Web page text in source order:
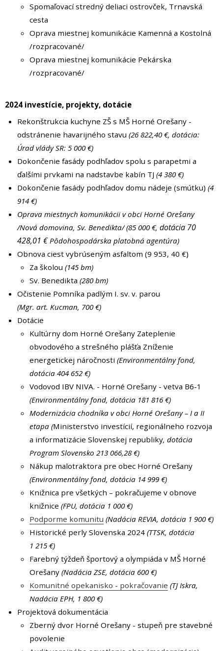
Spomaľovací stredný deliaci ostrovček, Trnavská
cesta
Oprava miestnej komunikácie Kamenná a Kostolná
/rozpracované/
Oprava miestnej komunikácie Pekárska
/rozpracované/
2024 investície, projekty, dotácie
Rekonštrukcia kuchyne ZŠ s MŠ Horné Orešany -
odstránenie havarijného stavu (26 822,40 €, dotácia:
Úrad vlády SR: 5 000 €)
Dokončenie fasády podhľadov spolu s parapetmi a
ďalšími prvkami na nadstavbe kabín TJ (4 380 €)
Dokončenie fasády podhľadov domu nádeje (smútku) (4
914 €)
Oprava miestnych komunikácii v obci Horné Orešany
/Nová domovina, Sv. Benedikta/ (85 000 €, dotácia 70
428,01 €Pôdohospodárska platobná agentúra)
Obnova ciest vybrúseným asfaltom (9 953, 40 €)
Za školou (145 bm)
Sv. Benedikta (280 bm)
Očistenie Pomníka padlým I. sv. v. parou
(Mgr. art. Kucman, 700 €)
Dotácie
Kultúrny dom Horné Orešany Zateplenie
obvodového a strešného plášťa Zníženie
energetickej náročnosti (Environmentálny fond,
dotácia 404 652 €)
Vodovod IBV NIVA. - Horné Orešany - vetva B6-1
(Environmentálny fond, dotácia 181 816 €)
Modernizácia chodníka v obci Horné Orešany – I a II
etapa (Ministerstvo investícií, regionálneho rozvoja
a informatizácie Slovenskej republiky, dotácia
Program Slovensko 213 066,28 €)
Nákup malotraktora pre obec Horné Orešany
(Environmentálny fond, dotácia 14 999 €)
Knižnica pre všetkých – pokračujeme v obnove
knižnice (FPU, dotácia 1 000 €)
Podporme komunitu (Nadácia REVIA, dotácia 1 900 €)
Historické perly Slovenska 2024 (TTSK, dotácia
1 215 €)
Farebný týždeň športový a olympiáda v MŠ Horné
Orešany (Nadácia ZSE, dotácia 600 €)
Komunitné opekanisko - pokračovanie (TJ Iskra,
Nadácia EPH, 1 800 €)
Projektová dokumentácia
Zberný dvor Horné Orešany - stupeň pre stavebné
povolenie